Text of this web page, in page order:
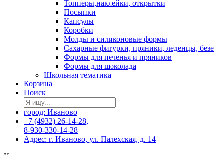
Топперы,наклейки, открытки
Посыпки
Капсулы
Коробки
Молды и силиконовые формы
Сахарные фигурки, пряники, леденцы, безе
Формы для печенья и пряников
Формы для шоколада
Школьная тематика
Корзина
Поиск
город: Иваново
+7 (4932) 26-14-28,
8-930-330-14-28
Адрес: г. Иваново, ул. Палехская, д. 14